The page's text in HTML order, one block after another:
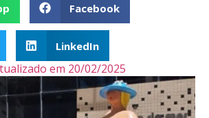
Facebook
LinkedIn
em 20/02/2025